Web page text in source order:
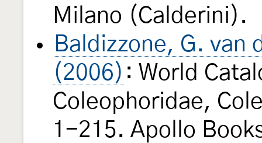
Milano (Calderini).
Baldizzone, G. van
(2006) : World
Coleophoridae,
1-215. Apollo